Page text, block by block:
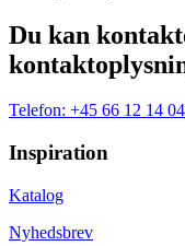
Du kan
Telefon: +45 66 12 14 04
Inspiration
Katalog
Nyhedsbrev